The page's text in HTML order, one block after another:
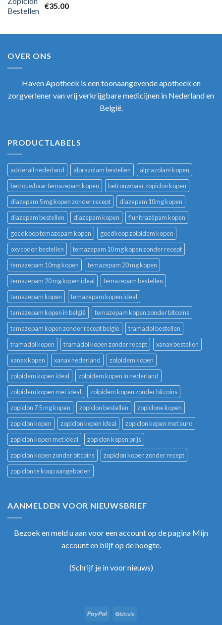
€35.00
OVER ONS
Haven Apotheek is een toonaangevende apotheek en
zorgverlener van vrij verkrijgbare medicijnen in Nederland en
België.
PRODUCTLABELS
adderall nederland alprazolam bestellen
alprazolam kopen
betrouwbaar temazepam kopen
betrouwbaar zopiclon kopen
diazepam 5 mg kopen zonder recept
diazepam 10mg kopen
diazepam bestellen
diazepam kopen
flunitrazépam kopen
goedkoop temazepam kopen
goedkoop zolpidem kopen
oxycodon bestellen
temazepam 10 mg kopen zonder recept
temazepam 10mg kopen
temazepam 20 mg kopen
temazepam 20 mg kopen ideal
temazepam bestellen
temazepam kopen
temazepam kopen ideal
temazepam kopen in belgië
temazepam kopen zonder bitcoins
temazepam kopen zonder recept belgie
tramadol bestellen
tramadol kopen
tramadol kopen zonder recept
xanax bestellen
xanax kopen
xanax nederland
zolpidem kopen
zolpidem kopen ideal
zolpidem kopen in nederland
zolpidem kopen met ideal
zolpidem kopen zonder bitcoins
zopiclon 7 5 mg kopen
zopiclon bestellen
zopiclone kopen
zopiclon kopen
zopiclon kopen ideal
zopiclon kopen met euro
zopiclon kopen met ideal
zopiclon kopen prijs
zopiclon kopen zonder bitcoins
zopiclon kopen zonder recept
zopiclon te koop aangeboden
AANMELDEN VOOR NIEUWSBRIEF
Bezoek en meld u aan voor een account op de pagina Mijn
account en blijf op de hoogte.
(Schrijf je in voor nieuws)